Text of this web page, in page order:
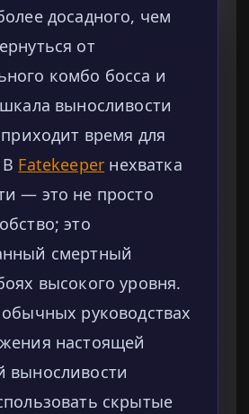
досадного, чем
от
комбо босса и
выносливости
приходит время для
Fatekeeper нехватка
— это не просто
это
смертный
высокого уровня.
руководствах
настоящей
выносливости
скрытые